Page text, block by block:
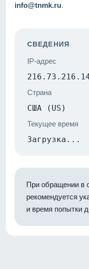
info@tnmk.ru.
СВЕДЕНИЯ
IP-адрес
Страна
США (US)
Текущее время
Загрузка...
При обращении в
рекомендуется
и время попытки